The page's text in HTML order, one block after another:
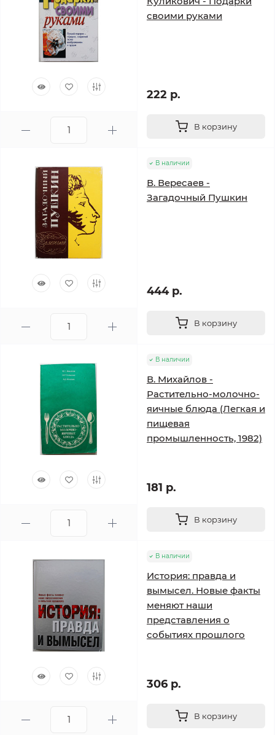
своими руками
222 р.
В корзину
В наличии
В. Вересаев -
Загадочный Пушкин
444 р.
В корзину
В наличии
В. Михайлов -
Растительно-молочно-
яичные блюда (Легкая и
пищевая
промышленность, 1982)
181 р.
В корзину
В наличии
История: правда и
вымысел. Новые факты
меняют наши
представления о
событиях прошлого
306 р.
В корзину